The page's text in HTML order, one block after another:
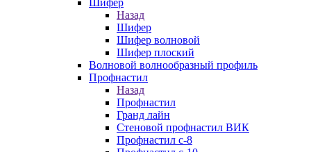
Шифер
Назад
Шифер
Шифер волновой
Шифер плоский
Волновой волнообразный профиль
Профнастил
Назад
Профнастил
Гранд лайн
Стеновой профнастил ВИК
Профнастил с-8